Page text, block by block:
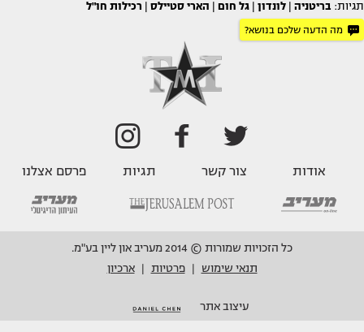
תגיות: בריטניה לונדון גל חום הארי סטיילס רכילות חו"ל
מה הדעה שלכם בנושא?
אודות צור קשר תגיות פרסם אצלנו
כל הזכויות שמורות © 2014 מעריב און ליין בע"מ.
תנאי שימוש
פרטיות ארכיון
עיצוב אתר